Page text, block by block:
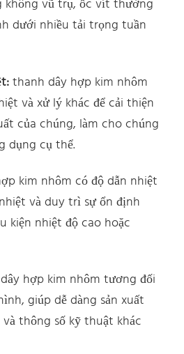
vũ trụ, ốc vít thường
dưới nhiều tải trọng tuần
thanh dây hợp kim nhôm
và xử lý khác để cải thiện
của chúng, làm cho chúng
dụng cụ thể.
kim nhôm có độ dẫn nhiệt
và duy trì sự ổn định
kiện nhiệt độ cao hoặc
hợp kim nhôm tương đối
giúp dễ dàng sản xuất
thông số kỹ thuật khác